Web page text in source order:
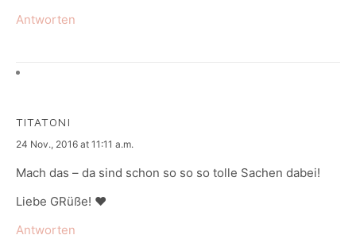
Antworten
TITATONI
says:
24 Nov., 2016 at 11:11 a.m.
Mach das – da sind schon so so so tolle Sachen dabei!
Liebe GRüße! ♥
Antworten